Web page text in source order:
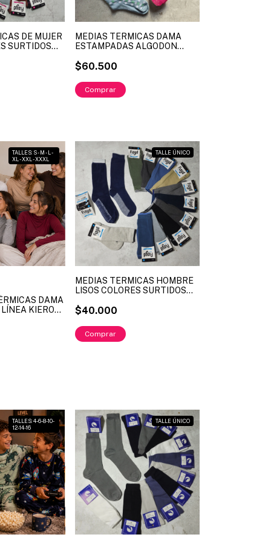
DE MUJER
SURTIDOS
MEDIAS TERMICAS DAMA
ESTAMPADAS ALGODON
KOURY ART. MK65102
$60.500
Comprar
TALLES: S - M - L -
XL - XXL - XXXL
DAMA
KIERO
- M - L -XL -
TALLE ÚNICO
MEDIAS TERMICAS HOMBRE
LISOS COLORES SURTIDOS
DOCENA)
$40.000
TALLES: 4-6-8-10-
12-14-16
TALLE ÚNICO